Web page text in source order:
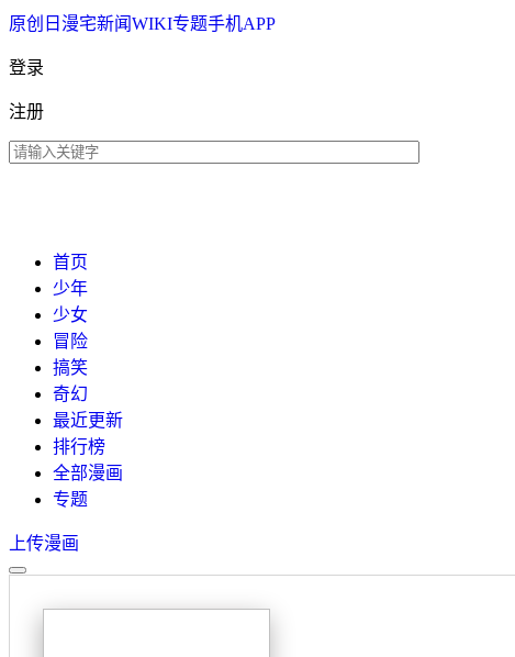
原创 日漫宅新闻WIKI专题手机APP
登录
注册
首页
少年
少女
冒险
搞笑
奇幻
最近更新
排行榜
全部漫画
专题
上传漫画